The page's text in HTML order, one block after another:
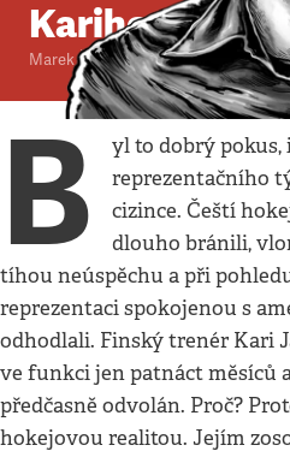
Kariho srážka
Marek Švehla
B
yl to dobrý pokus,
reprezentačního
cizince. Čeští
dlouho bránili,
tíhou neúspěchu a při
reprezentaci spokojenou s
odhodlali. Finský trenér Kari
ve funkci jen patnáct měsíců
předčasně odvolán. Proč?
hokejovou realitou. Jejím